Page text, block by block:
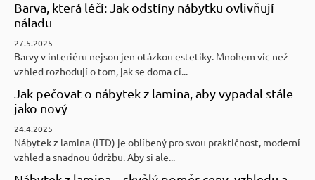
Barva, která léčí: Jak odstíny nábytku ovlivňují
náladu
27.5.2025
Barvy v interiéru nejsou jen otázkou estetiky. Mnohem víc než
vzhled rozhodují o tom, jak se doma cí...
Jak pečovat o nábytek z lamina, aby vypadal stále
jako nový
24.4.2025
Nábytek z lamina (LTD) je oblíbený pro svou praktičnost, moderní
vzhled a snadnou údržbu. Aby si ale...